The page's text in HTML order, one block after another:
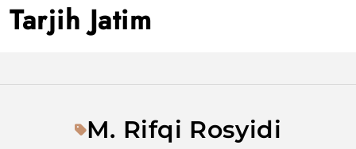
Tarjih Jatim
M. Rifqi Rosyidi